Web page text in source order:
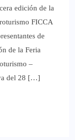
edición de la
FICCA
de
de la Feria
–
del 28 […]